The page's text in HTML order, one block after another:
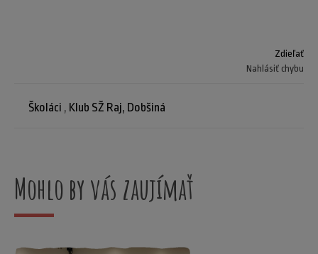
Zdieľať
Nahlásiť chybu
Školáci , Klub SŽ Raj, Dobšiná
Mohlo by vás zaujímať